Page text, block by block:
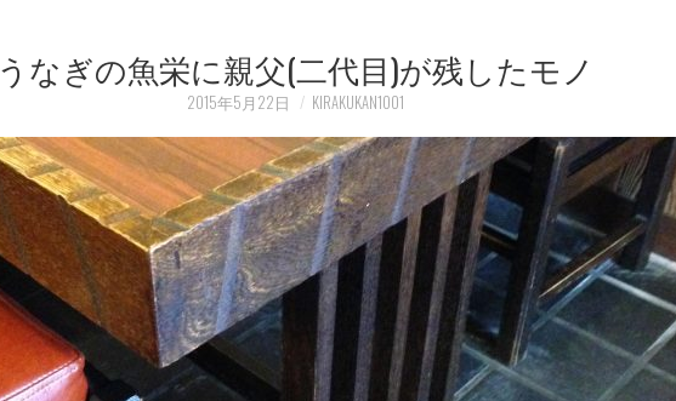
うなぎの魚栄に親父(二代目)が残したモノ
2015年5月22日 KIRAKUKAN1001